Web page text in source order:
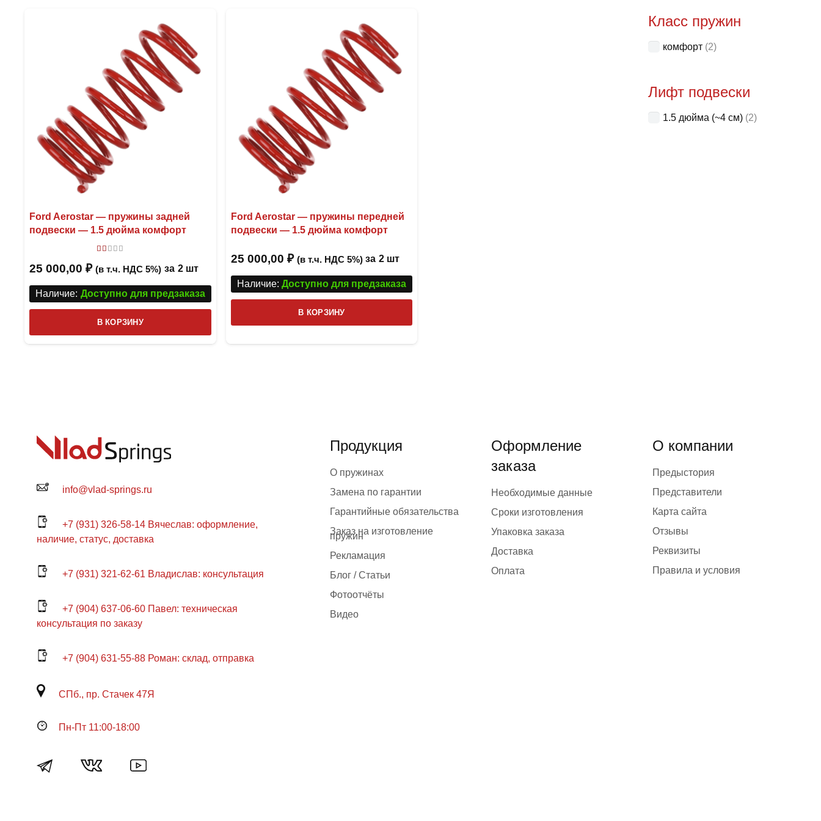
Ford Aerostar — пружины задней
подвески — 1.5 дюйма комфорт
25 000,00 ₽ (в т.ч. НДС 5%) за 2 шт
Наличие: Доступно для предзаказа
В КОРЗИНУ
Ford Aerostar — пружины передней
подвески — 1.5 дюйма комфорт
25 000,00 ₽ (в т.ч. НДС 5%) за 2 шт
Наличие: Доступно для предзаказа
В КОРЗИНУ
Класс пружин
комфорт (2)
Лифт подвески
1.5 дюйма (~4 см) (2)
info@vlad-springs.ru
+7 (931) 326-58-14 Вячеслав: оформление,
наличие, статус, доставка
+7 (931) 321-62-61 Владислав: консультация
+7 (904) 637-06-60 Павел: техническая
консультация по заказу
+7 (904) 631-55-88 Роман: склад, отправка
СПб., пр. Стачек 47Я
Пн-Пт 11:00-18:00
Продукция
О пружинах
Замена по гарантии
Гарантийные обязательства
Заказ на изготовление
пружин
Рекламация
Блог / Статьи
Фотоотчёты
Видео
Оформление
заказа
Необходимые данные
Сроки изготовления
Упаковка заказа
Доставка
Оплата
О компании
Предыстория
Представители
Карта сайта
Отзывы
Реквизиты
Правила и условия